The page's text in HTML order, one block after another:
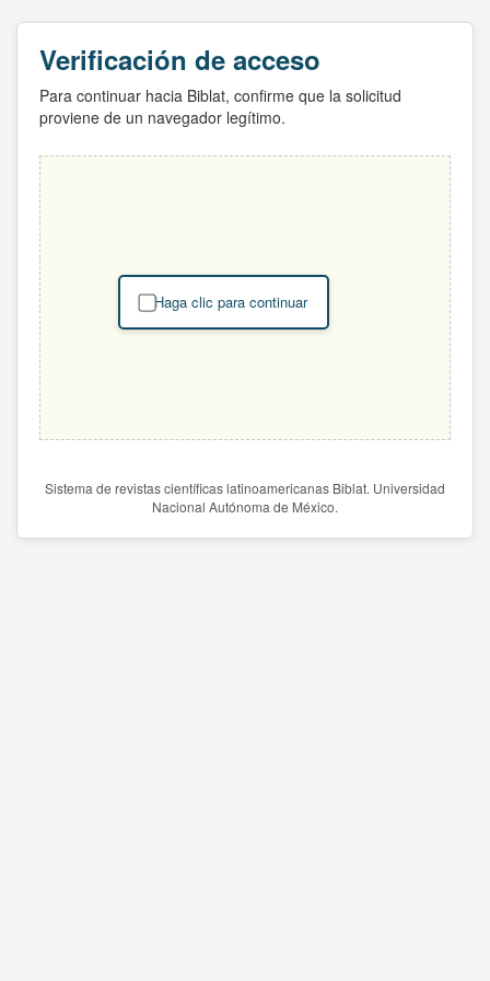
Verificación de acceso
Para continuar hacia Biblat, confirme que la solicitud
proviene de un navegador legítimo.
Haga clic para continuar
Sistema de revistas científicas latinoamericanas Biblat. Universidad
Nacional Autónoma de México.